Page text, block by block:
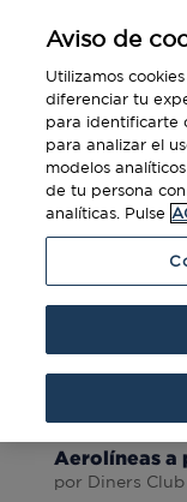
Aerolíneas a
por Diners Club
Aviso de
Utilizamos
diferenciar tu
para identificarte
para analizar el
modelos
de tu persona
analíticas. Pulse